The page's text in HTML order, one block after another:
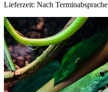
Lieferzeit: Nach Terminabsprache